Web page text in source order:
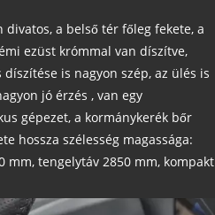
divatos, a belső tér főleg fekete, a
ezüst krómmal van díszítve,
is nagyon szép, az ülés is
jó érzés , van egy
gépezet, a kormánykerék bőr
hossza szélesség magassága:
mm, tengelytáv 2850 mm, kompakt